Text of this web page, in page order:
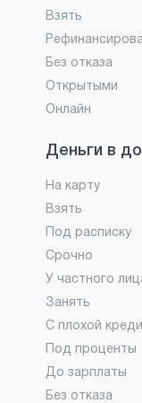
Взять
Без отказа
Открытыми
Онлайн
Деньги в
На карту
Взять
Под расписку
Срочно
У частного
Занять
С плохой
Под проценты
До зарплаты
Без отказа